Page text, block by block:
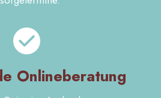
Onlineberatung